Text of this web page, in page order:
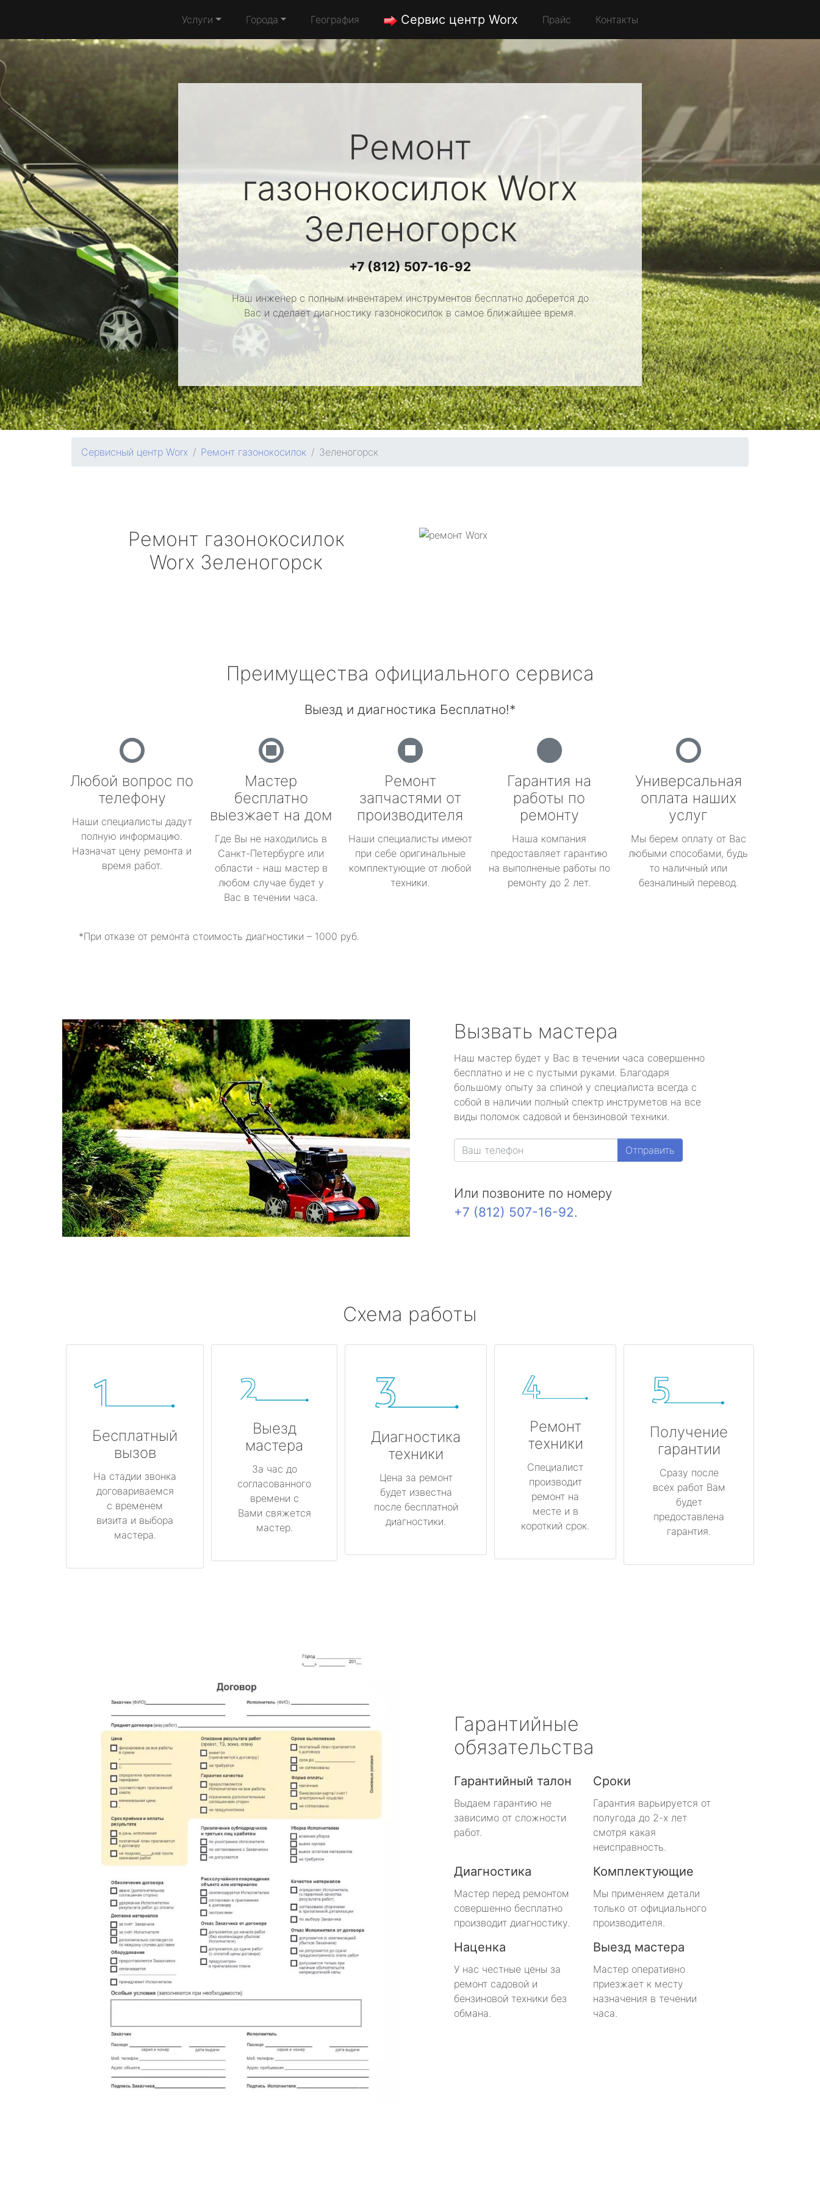
Услуги Города География Сервис центр Worx Прайс Контакты
Ремонт
газонокосилокWorx
Зеленогорск
+7 (812) 507-16-92
Наш инженер с полным инвентарем инструментов бесплатно доберется до
Вас и сделает диагностику газонокосилок в самое ближайшее время.
Сервисный центр Worx Ремонт газонокосилок Зеленогорск
Ремонт газонокосилок
Worx Зеленогорск
Преимущества официального сервиса
Выезд и диагностика Бесплатно!*
Любой вопрос по
телефону
Наши специалисты дадут
полную информацию.
Назначат цену ремонта и
время работ.
Мастер
бесплатно
выезжает на дом
Где Вы не находились в
Санкт-Петербурге или
области - наш мастер в
любом случае будет у
Вас в течении часа.
Ремонт
запчастями от
производителя
Наши специалисты имеют
при себе оригинальные
комплектующие от любой
техники.
Гарантия на
работы по
ремонту
Наша компания
предоставляет гарантию
на выполненые работы по
ремонту до 2 лет.
Универсальная
оплата наших
услуг
Мы берем оплату от Вас
любыми способами, будь
то наличный или
безналиный перевод.
*При отказе от ремонта стоимость диагностики – 1000 руб.
Вызвать мастера
Наш мастер будет у Вас в течении часа совершенно
бесплатно и не с пустыми руками. Благодаря
большому опыту за спиной у специалиста всегда с
собой в наличии полный спектр инструметов на все
виды поломок садовой и бензиновой техники.
Отправить
Или позвоните по номеру
+7 (812) 507-16-92.
Схема работы
Бесплатный
вызов
На стадии звонка
договариваемся
с временем
визита и выбора
мастера.
Выезд
мастера
За час до
согласованного
времени с
Вами свяжется
мастер.
Диагностика
техники
Цена за ремонт
будет известна
после бесплатной
диагностики.
Ремонт
техники
Специалист
производит
ремонт на
месте и в
короткий срок.
Получение
гарантии
Сразу после
всех работ Вам
будет
предоставлена
гарантия.
Гарантийные
обязательства
Гарантийный талон
Выдаем гарантию не
зависимо от сложности
работ.
Сроки
Гарантия варьируется от
полугода до 2-х лет
смотря какая
неисправность.
Диагностика
Мастер перед ремонтом
совершенно бесплатно
производит диагностику.
Комплектующие
Мы применяем детали
только от официального
производителя.
Наценка
У нас честные цены за
ремонт садовой и
бензиновой техники без
обмана.
Выезд мастера
Мастер оперативно
приезжает к месту
назначения в течении
часа.